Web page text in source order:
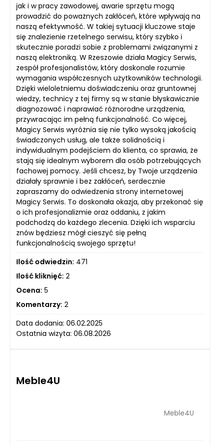
jak i w pracy zawodowej, awarie sprzętu mogą
prowadzić do poważnych zakłóceń, które wpływają na
naszą efektywność. W takiej sytuacji kluczowe staje
się znalezienie rzetelnego serwisu, który szybko i
skutecznie poradzi sobie z problemami związanymi z
naszą elektroniką. W Rzeszowie działa Magicy Serwis,
zespół profesjonalistów, który doskonale rozumie
wymagania współczesnych użytkowników technologii.
Dzięki wieloletniemu doświadczeniu oraz gruntownej
wiedzy, technicy z tej firmy są w stanie błyskawicznie
diagnozować i naprawiać różnorodne urządzenia,
przywracając im pełną funkcjonalność. Co więcej,
Magicy Serwis wyróżnia się nie tylko wysoką jakością
świadczonych usług, ale także solidnością i
indywidualnym podejściem do klienta, co sprawia, że
stają się idealnym wyborem dla osób potrzebujących
fachowej pomocy. Jeśli chcesz, by Twoje urządzenia
działały sprawnie i bez zakłóceń, serdecznie
zapraszamy do odwiedzenia strony internetowej
Magicy Serwis. To doskonała okazja, aby przekonać się
o ich profesjonalizmie oraz oddaniu, z jakim
podchodzą do każdego zlecenia. Dzięki ich wsparciu
znów będziesz mógł cieszyć się pełną
funkcjonalnością swojego sprzętu!
Ilość odwiedzin: 471
Ilość kliknięć: 2
Ocena: 5
Komentarzy: 2
Data dodania: 06.02.2025
Ostatnia wizyta: 06.08.2026
Meble4U
Meble4U